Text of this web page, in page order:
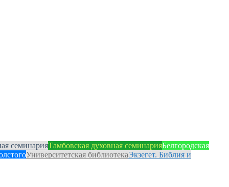
семинарияТамбовская духовная семинарияБелгородская
Университетская библиотекаЭкзегет. Библия и